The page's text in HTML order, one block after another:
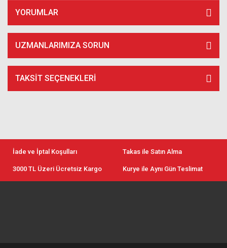
YORUMLAR
UZMANLARIMIZA SORUN
TAKSIT SEÇENEKLERI
İade ve İptal Koşulları Takas ile Satın Alma
3000 TL Üzeri Ücretsiz Kargo Kurye ile Aynı Gün Teslimat